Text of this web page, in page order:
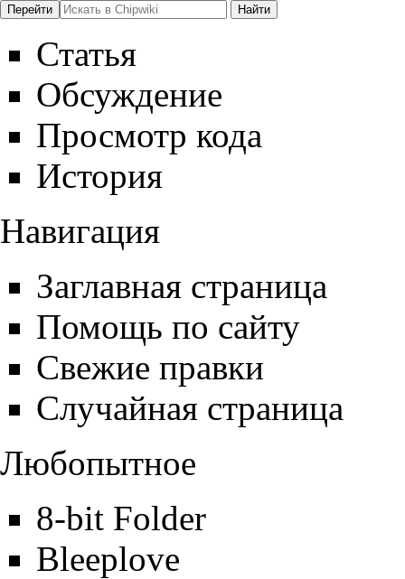
Статья
Обсуждение
Просмотр кода
История
Навигация
Заглавная страница
Помощь по сайту
Свежие правки
Случайная страница
Любопытное
8-bit Folder
Bleeplove